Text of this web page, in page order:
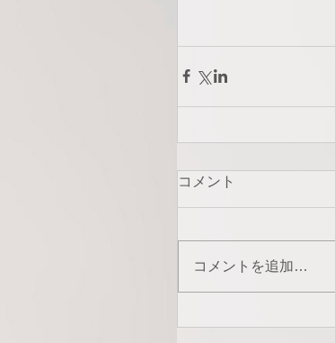
コメント
コメントを追加…